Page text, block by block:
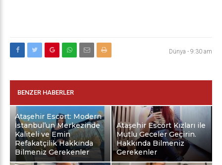
Dünya - 9:30 am
BENZER HABERLER
Ataşehir Escort: Modern
İstanbul’un Merkezinde
Kaliteli ve Emin
Refakatçilik Hakkında
Bilmeniz Gerekenler
Ataşehir Escort Kızları ile
Mutlu Geceler Geçirin.
Hakkında Bilmeniz
Gerekenler